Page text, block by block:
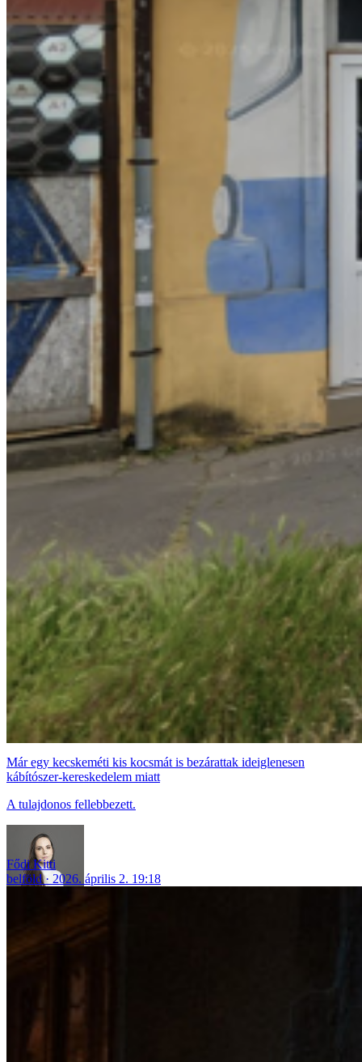
Már egy kecskeméti kis kocsmát is bezárattak ideiglenesen
kábítószer-kereskedelem miatt
A tulajdonos fellebbezett.
Fődi Kitti
belföld
2026. április 2. 19:18